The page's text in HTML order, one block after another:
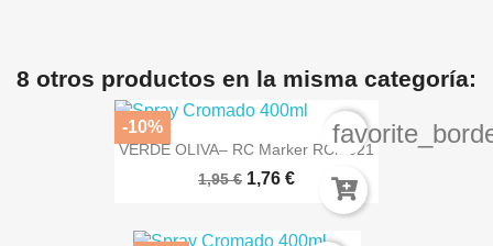
8 otros productos en la misma categoría:
VERDE OLIVA– RC Marker RCM021
1,95 € 1,76 €
-10%